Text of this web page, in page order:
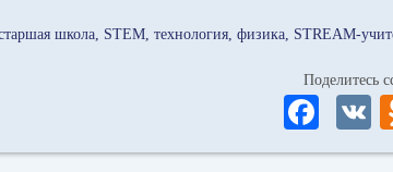
школа STEM технология физика STREAM-
Поделитесь
Fa
ce